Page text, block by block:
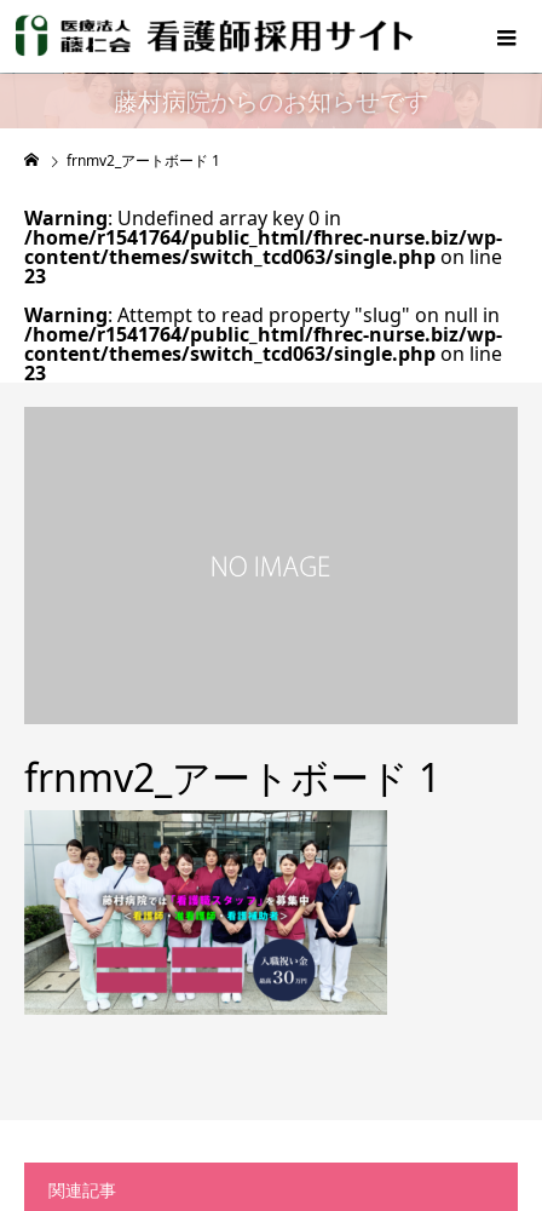
藤村病院からのお知らせです
frnmv2_アートボード 1
Warning: Undefined array key 0 in
/home/r1541764/public_html/fhrec-nurse.biz/wp-
content/themes/switch_tcd063/single.phpon line
23
Warning: Attempt to read property "slug" on null in
/home/r1541764/public_html/fhrec-nurse.biz/wp-
content/themes/switch_tcd063/single.phpon line
23
frnmv2_アートボード 1
関連記事